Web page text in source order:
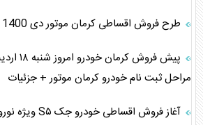
طرح فروش اقساطی کرمان موتور دی 1400
مراحل ثبت نام خودرو کرمان موتور + جزئیات
آغاز فروش اقساطی خودرو جک S۵ ویژه نوروز ۱۴۰۰